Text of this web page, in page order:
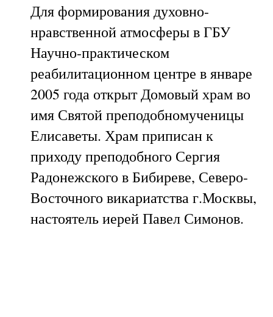
Для формирования духовно-
нравственной атмосферы в ГБУ
Научно-практическом
реабилитационном центре в январе
2005 года открыт Домовый храм во
имя Святой преподобномученицы
Елисаветы. Храм приписан к
приходу преподобного Сергия
Радонежского в Бибиреве, Северо-
Восточного викариатства г.Москвы,
настоятель иерей Павел Симонов.